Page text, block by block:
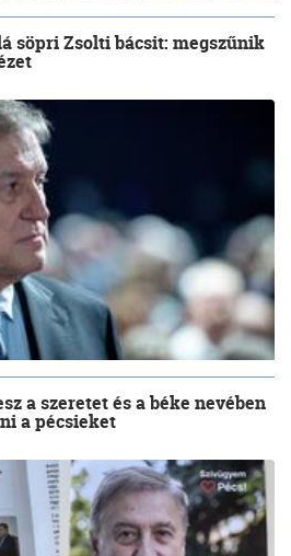
söpri Zsolti bácsit: megszűnik
a szeretet és a béke nevében
a pécsieket